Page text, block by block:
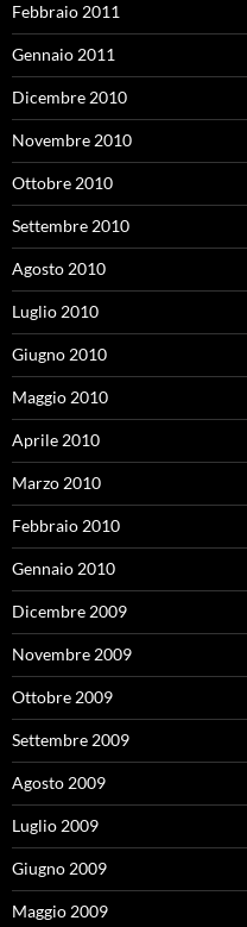
Febbraio 2011
Gennaio 2011
Dicembre 2010
Novembre 2010
Ottobre 2010
Settembre 2010
Agosto 2010
Luglio 2010
Giugno 2010
Maggio 2010
Aprile 2010
Marzo 2010
Febbraio 2010
Gennaio 2010
Dicembre 2009
Novembre 2009
Ottobre 2009
Settembre 2009
Agosto 2009
Luglio 2009
Giugno 2009
Maggio 2009